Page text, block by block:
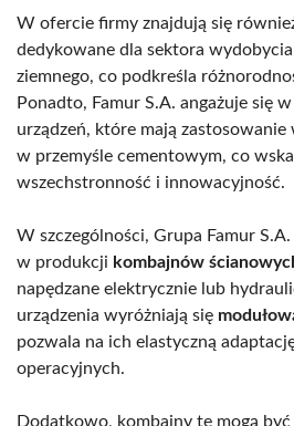
W ofercie firmy znajdują się
dedykowane dla sektora
ziemnego, co podkreśla
Ponadto, Famur S.A. angażuje się
urządzeń, które mają
w przemyśle cementowym, co
wszechstronność i innowacyjność.
W szczególności, Grupa Famur
w produkcji kombajnów
napędzane elektrycznie lub
urządzenia wyróżniają się
pozwala na ich elastyczną
operacyjnych.
Dodatkowo, kombajny te mogą